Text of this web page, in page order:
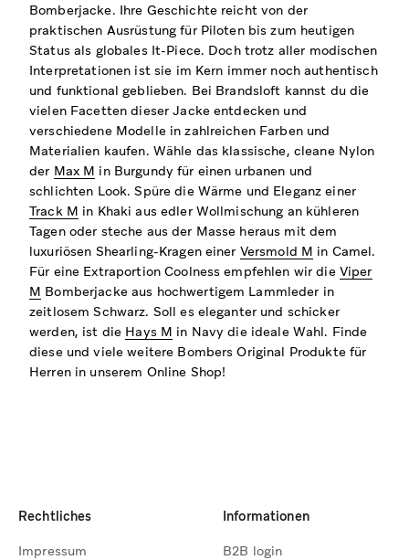
Bomberjacke. Ihre Geschichte reicht von der
praktischen Ausrüstung für Piloten bis zum heutigen
Status als globales It-Piece. Doch trotz aller modischen
Interpretationen ist sie im Kern immer noch authentisch
und funktional geblieben. Bei Brandsloft kannst du die
vielen Facetten dieser Jacke entdecken und
verschiedene Modelle in zahlreichen Farben und
Materialien kaufen. Wähle das klassische, cleane Nylon
der Max M in Burgundy für einen urbanen und
schlichten Look. Spüre die Wärme und Eleganz einer
Track M in Khaki aus edler Wollmischung an kühleren
Tagen oder steche aus der Masse heraus mit dem
luxuriösen Shearling-Kragen einer Versmold M in Camel.
Für eine Extraportion Coolness empfehlen wir die Viper
M Bomberjacke aus hochwertigem Lammleder in
zeitlosem Schwarz. Soll es eleganter und schicker
werden, ist die Hays M in Navy die ideale Wahl. Finde
diese und viele weitere Bombers Original Produkte für
Herren in unserem Online Shop!
Rechtliches
Impressum
Informationen
B2B login